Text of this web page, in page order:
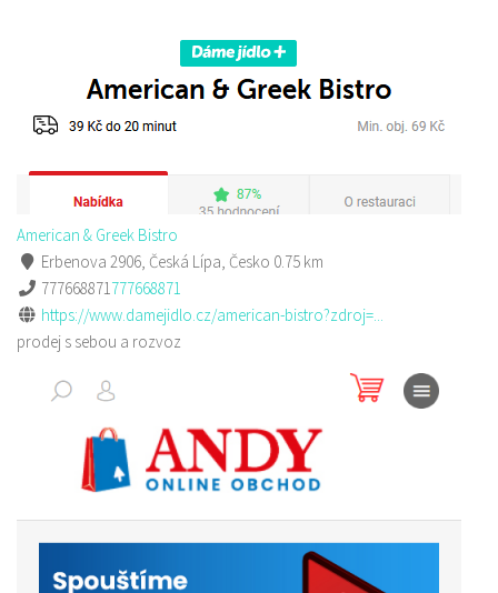
American & Greek Bistro
Erbenova 2906, Česká Lípa, Česko 0.75 km
777668871777668871
https://www.damejidlo.cz/american-bistro?zdroj=...
prodej s sebou a rozvoz